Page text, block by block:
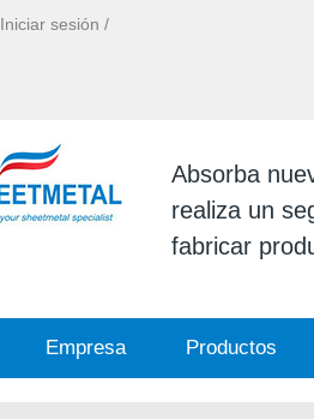
Iniciar sesión /
Absorba
realiza un
fabricar
Empresa Productos